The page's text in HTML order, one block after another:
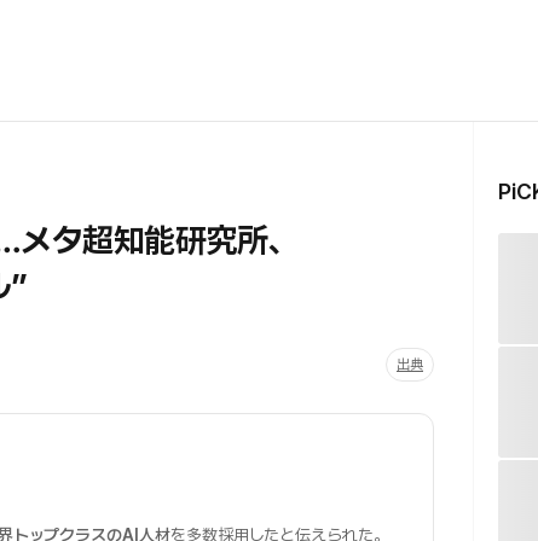
タ超知能研究所、
”
出典
トップクラスのAI人材を多数採用したと伝えられた。